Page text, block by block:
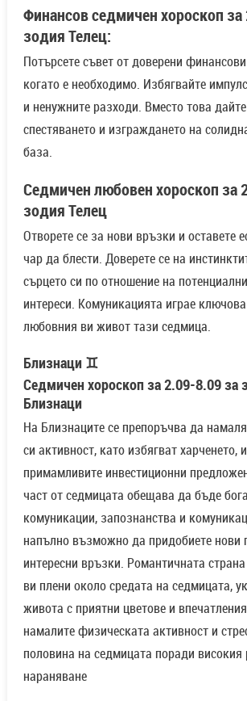
Финансов седмичен хороскоп
зодия Телец:
Потърсете съвет от доверени
когато е необходимо. Избягвайте
и ненужните разходи. Вместо това
спестяването и изграждането на
база.
Седмичен любовен хороскоп за
зодия Телец
Отворете се за нови връзки и оставете
чар да блести. Доверете се на
сърцето си по отношение на
интереси. Комуникацията играе
любовния ви живот тази седмица.
Близнаци ♊
Седмичен хороскоп за 2.09-8.09 за
Близнаци
На Близнаците се препоръчва да
си активност, като избягват харченето,
примамливите инвестиционни
част от седмицата обещава да бъде
комуникации, запознанства и
напълно възможно да придобиете нови
интересни връзки. Романтичната
ви плени около средата на седмицата,
живота с приятни цветове и
намалите физическата активност и
половина на седмицата поради високия
нараняване